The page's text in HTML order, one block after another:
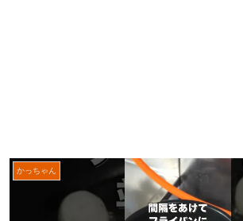
かっちゃん